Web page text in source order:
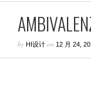
by HI设计 on 12 月 24,